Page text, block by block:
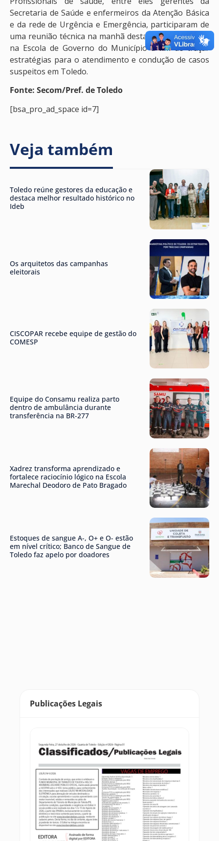
Secretaria de Saúde e enfermeiros da Atenção Básica
e da rede de Urgência e Emergência, participaram de
uma reunião técnica na manhã desta quinta-feira (22)
na Escola de Governo do Município a fim de traçar
estratégias para o atendimento e condução de casos
suspeitos em Toledo.
Fonte: Secom/Pref. de Toledo
[bsa_pro_ad_space id=7]
Veja também
Toledo reúne gestores da educação e
destaca melhor resultado histórico no
Ideb
Os arquitetos das campanhas
eleitorais
CISCOPAR recebe equipe de gestão do
COMESP
Equipe do Consamu realiza parto
dentro de ambulância durante
transferência na BR-277
Xadrez transforma aprendizado e
fortalece raciocínio lógico na Escola
Marechal Deodoro de Pato Bragado
Estoques de sangue A-, O+ e O- estão
em nível crítico; Banco de Sangue de
Toledo faz apelo por doadores
Publicações Legais